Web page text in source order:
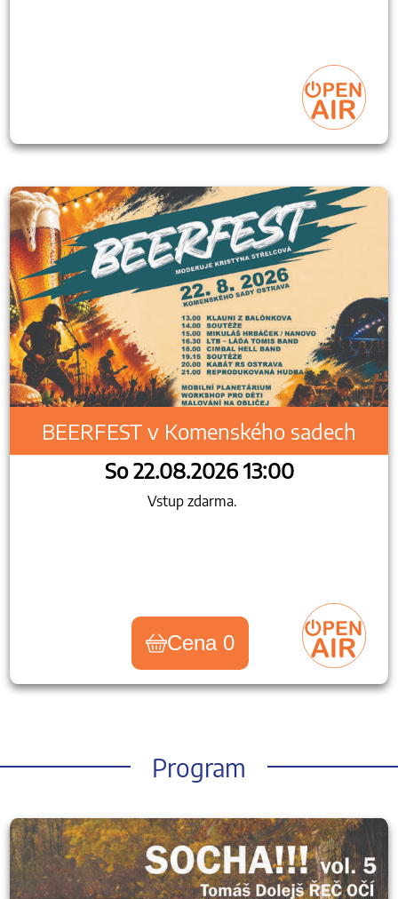
BEERFEST v Komenského sadech
So 22.08.2026 13:00
Vstup zdarma.
Cena 0
Program